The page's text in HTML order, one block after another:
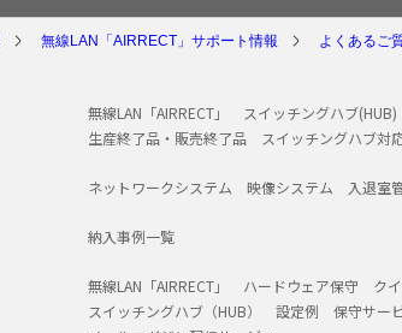
無線LAN「AIRRECT」サポート情報 よくあるご
無線LAN「AIRRECT」 スイッチングハブ(HUB)
生産終了品・販売終了品
スイッチングハブ対
ネットワークシステム 映像システム 入退室
納入事例一覧
無線LAN「AIRRECT」 ハードウェア保守 ク
スイッチングハブ（HUB）
設定例 保守サー